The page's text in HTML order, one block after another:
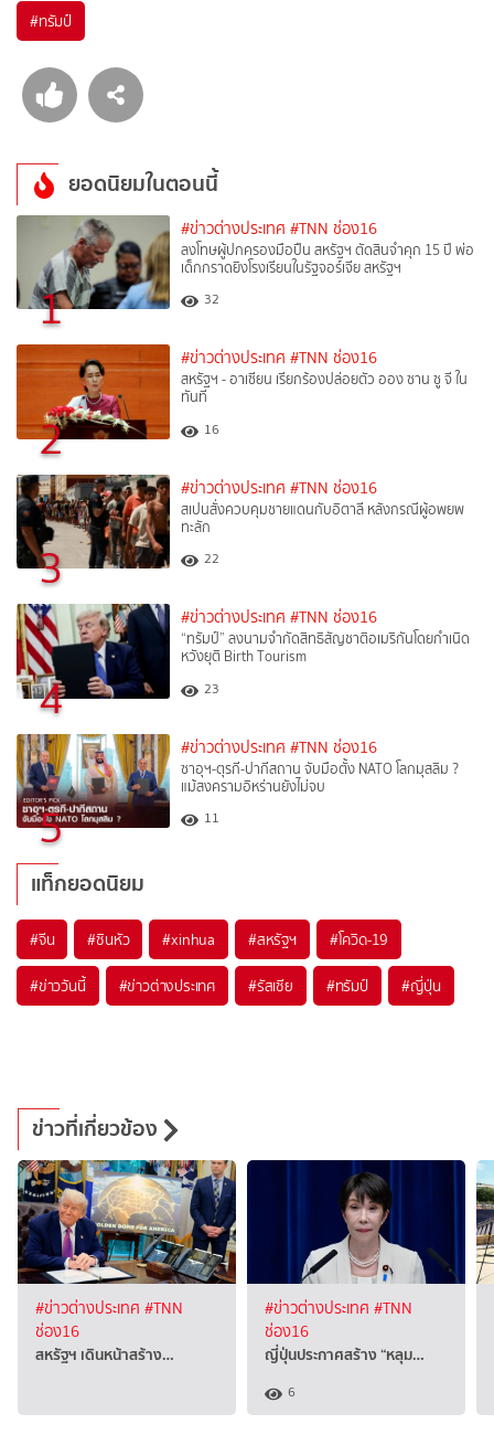
#ทรัมป์
ยอดนิยมในตอนนี้
1
#ข่าวต่างประเทศ #TNN ช่อง16
ลงโทษผู้ปกครองมือปืน สหรัฐฯ ตัดสินจำคุก 15 ปี พ่อ
เด็กกราดยิงโรงเรียนในรัฐจอร์เจีย สหรัฐฯ
32
2
#ข่าวต่างประเทศ #TNN ช่อง16
สหรัฐฯ - อาเซียน เรียกร้องปล่อยตัว ออง ซาน ซู จี ใน
ทันที
16
3
#ข่าวต่างประเทศ #TNN ช่อง16
สเปนสั่งควบคุมชายแดนกับอิตาลี หลังกรณีผู้อพยพ
ทะลัก
22
4
#ข่าวต่างประเทศ #TNN ช่อง16
“ทรัมป์” ลงนามจำกัดสิทธิสัญชาติอเมริกันโดยกำเนิด
หวังยุติ Birth Tourism
23
5
#ข่าวต่างประเทศ #TNN ช่อง16
ซาอุฯ-ตุรกี-ปากีสถาน จับมือตั้ง NATO โลกมุสลิม ?
แม้สงครามอิหร่านยังไม่จบ
11
แท็กยอดนิยม
#จีน #ซินหัว #xinhua #สหรัฐฯ #โควิด-19
#ข่าววันนี้ #ข่าวต่างประเทศ #รัสเซีย #ทรัมป์ #ญี่ปุ่น
ข่าวที่เกี่ยวข้อง
#ข่าวต่างประเทศ #TNN
ช่อง16
สหรัฐฯ เดินหน้าสร้าง…
#ข่าวต่างประเทศ #TNN
ช่อง16
ญี่ปุ่นประกาศสร้าง “หลุม…
6